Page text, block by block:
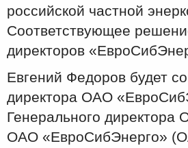
российской частной
Соответствующее
директоров
Евгений Федоров будет
директора ОАО
Генерального директора
ОАО «ЕвроСибЭнерго»